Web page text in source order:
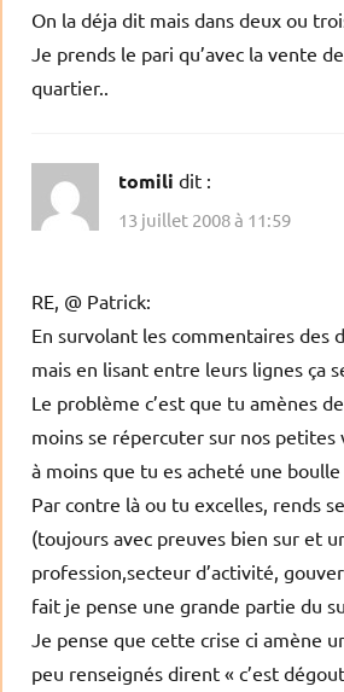
On la déja dit mais dans deux ou
Je prends le pari qu’avec la vente
quartier..
tomili dit :
13 juillet 2008 à 11:59
RE, @ Patrick:
En survolant les commentaires des
mais en lisant entre leurs lignes ça
Le problème c’est que tu amènes
moins se répercuter sur nos petites
à moins que tu es acheté une
Par contre là ou tu excelles, rends
(toujours avec preuves bien sur et
profession,secteur d’activité,
fait je pense une grande partie du
Je pense que cette crise ci amène
peu renseignés dirent « c’est